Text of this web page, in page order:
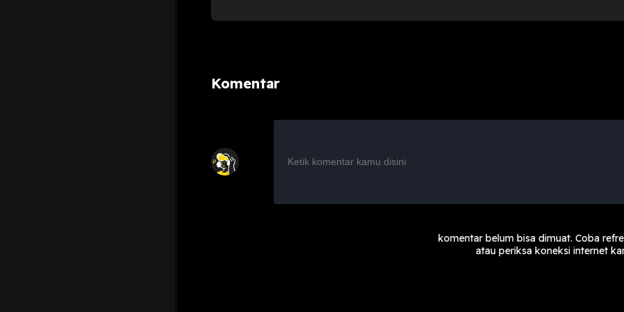
Komentar
komentar belum bisa dimuat. Coba
atau periksa koneksi internet